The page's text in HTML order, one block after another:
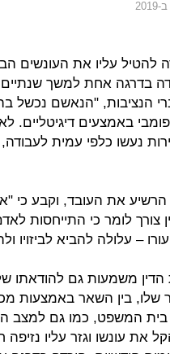
להטיל עליו את העונשים
בדרגה אחת למשך שנתיים,
הנציבות, "הנאשם נכשל
פומבי באמצעים דיגיטליים.
נעשו כלפי עמית
את העובד, וקבע כי
צורך לומר כי התייחסות
– עלולה להביא לביזויו
הדין משמעות גם להודאתו
שלו, בין השאר באמצעות
בית המשפט, כמו גם למצב
את עונשו וגזר עליו